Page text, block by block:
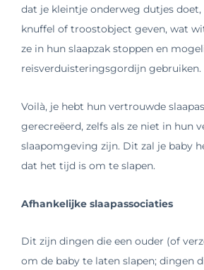
dat je kleintje onderweg dutjes doet,
knuffel of troostobject geven, wat
ze in hun slaapzak stoppen en
reisverduisteringsgordijn gebruiken.
Voilà, je hebt hun vertrouwde
gerecreëerd, zelfs als ze niet in hun
slaapomgeving zijn. Dit zal je baby
dat het tijd is om te slapen.
Afhankelijke slaapassociaties
Dit zijn dingen die een ouder (of
om de baby te laten slapen; dingen